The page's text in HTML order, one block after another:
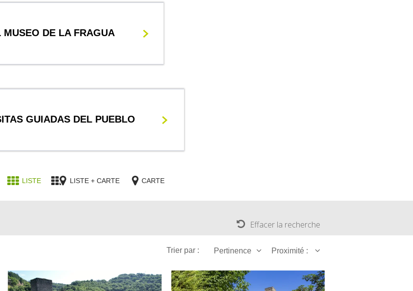
MUSEO DE LA FRAGUA
GUIADAS DEL PUEBLO
LISTE LISTE + CARTE CARTE
Effacer la recherche
Trier par : Pertinence Proximité :